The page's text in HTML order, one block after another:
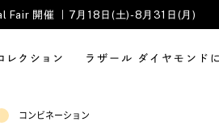
Fair 開催 ｜7月18日(土)-8月31日(月)
レクション ラザール ダイヤモンド
コンビネーション